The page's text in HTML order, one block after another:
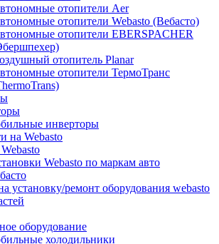
отопители Аer
отопители Webasto (Вебасто)
отопители EBERSPACHER
отопитель Planar
отопители ТермоТранс
инверторы
на Webasto
Webasto по маркам авто
установку/ремонт оборудования webasto
оборудование
холодильники